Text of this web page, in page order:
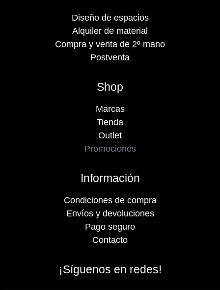
Diseño de espacios
Alquiler de material
Compra y venta de 2º mano
Postventa
Shop
Marcas
Tienda
Outlet
Promociones
Información
Condiciones de compra
Envíos y devoluciones
Pago seguro
Contacto
¡Síguenos en redes!